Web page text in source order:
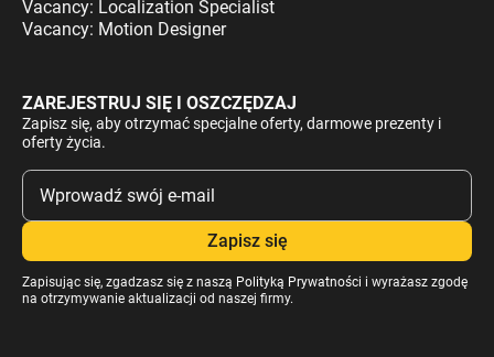
Vacancy: Localization Specialist
Vacancy: Motion Designer
ZAREJESTRUJ SIĘ I OSZCZĘDZAJ
Zapisz się, aby otrzymać specjalne oferty, darmowe prezenty i
oferty życia.
Zapisując się, zgadzasz się z naszą Polityką Prywatności i wyrażasz zgodę
na otrzymywanie aktualizacji od naszej firmy.